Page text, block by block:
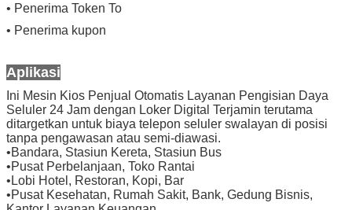
• Penerima Token To
• Penerima kupon
Aplikasi
Ini Mesin Kios Penjual Otomatis Layanan Pengisian Daya
Seluler 24 Jam dengan Loker Digital Terjamin terutama
ditargetkan untuk biaya telepon seluler swalayan di posisi
tanpa pengawasan atau semi-diawasi.
•Bandara, Stasiun Kereta, Stasiun Bus
•Pusat Perbelanjaan, Toko Rantai
• Lobi Hotel, Restoran, Kopi, Bar
•Pusat Kesehatan, Rumah Sakit, Bank, Gedung Bisnis,